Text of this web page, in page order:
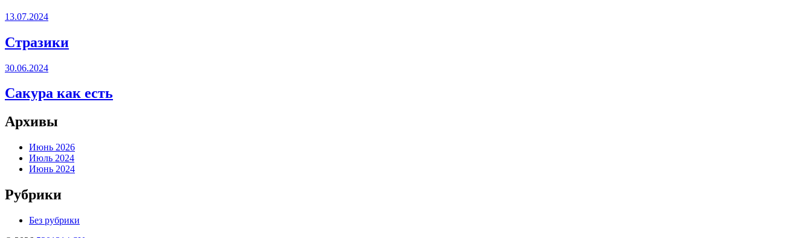
13.07.2024
Стразики
30.06.2024
Сакура как есть
Архивы
Июнь 2026
Июль 2024
Июнь 2024
Рубрики
Без рубрики